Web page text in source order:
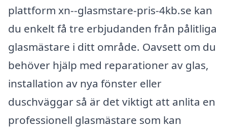
plattform xn--glasmstare-pris-4kb.se kan
du enkelt få tre erbjudanden från pålitliga
glasmästare i ditt område. Oavsett om du
behöver hjälp med reparationer av glas,
installation av nya fönster eller
duschväggar så är det viktigt att anlita en
professionell glasmästare som kan